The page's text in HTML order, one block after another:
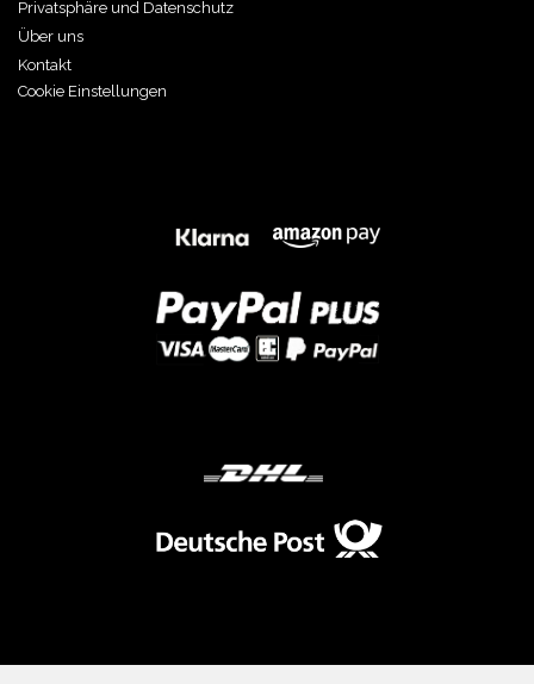
Privatsphäre und Datenschutz
Über uns
Kontakt
Cookie Einstellungen